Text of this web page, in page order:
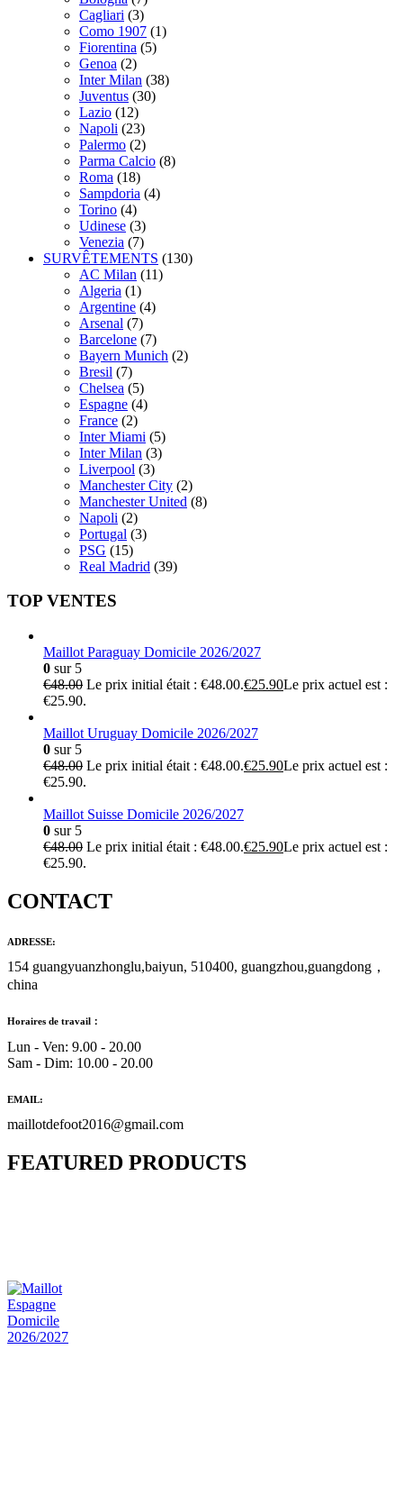
Cagliari (3)
Como 1907 (1)
Fiorentina (5)
Genoa (2)
Inter Milan (38)
Juventus (30)
Lazio (12)
Napoli (23)
Palermo (2)
Parma Calcio (8)
Roma (18)
Sampdoria (4)
Torino (4)
Udinese (3)
Venezia (7)
SURVÊTEMENTS (130)
AC Milan (11)
Algeria (1)
Argentine (4)
Arsenal (7)
Barcelone (7)
Bayern Munich (2)
Bresil (7)
Chelsea (5)
Espagne (4)
France (2)
Inter Miami (5)
Inter Milan (3)
Liverpool (3)
Manchester City (2)
Manchester United (8)
Napoli (2)
Portugal (3)
PSG (15)
Real Madrid (39)
TOP VENTES
Maillot Paraguay Domicile 2026/2027
0 sur 5
€48.00 Le prix initial était : €48.00.€25.90Le prix actuel est :
€25.90.
Maillot Uruguay Domicile 2026/2027
0 sur 5
€48.00 Le prix initial était : €48.00.€25.90Le prix actuel est :
€25.90.
Maillot Suisse Domicile 2026/2027
0 sur 5
€48.00 Le prix initial était : €48.00.€25.90Le prix actuel est :
€25.90.
CONTACT
ADRESSE:
154 guangyuanzhonglu,baiyun, 510400, guangzhou,guangdong，
china
Horaires de travail：
Lun - Ven: 9.00 - 20.00
Sam - Dim: 10.00 - 20.00
EMAIL:
maillotdefoot2016@gmail.com
FEATURED PRODUCTS